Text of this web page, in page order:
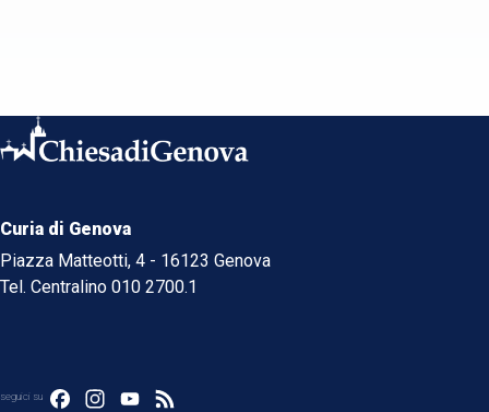
Curia di Genova
Piazza Matteotti, 4 - 16123 Genova
Tel. Centralino 010 2700.1
seguici su FacebookInstagram
YouTube